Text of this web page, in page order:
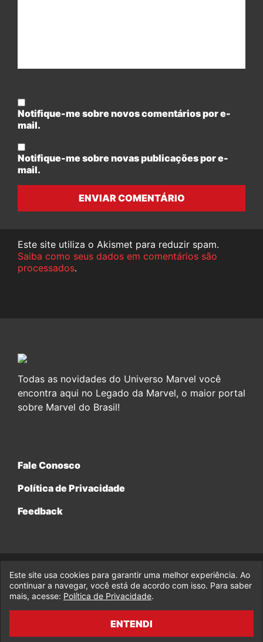
Notifique-me sobre novos comentários por e-
mail.
Notifique-me sobre novas publicações por e-
mail.
ENVIAR COMENTÁRIO
Este site utiliza o Akismet para reduzir spam.
Saiba como seus dados em comentários são
processados.
Todas as novidades do Universo Marvel você
encontra aqui no Legado da Marvel, o maior portal
sobre Marvel do Brasil!
Fale Conosco
Política de Privacidade
Feedback
© 2017-2026 Legado da Marvel, uma empresa da Legado
Enterprises.
fabiolobo
Este site usa cookies para garantir uma melhor experiência. Ao
continuar a navegar, você está de acordo com isso. Para saber
mais, acesse: Política de Privacidade.
ENTENDI